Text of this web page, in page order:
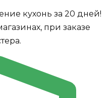
кухонь за 20 дней!
при заказе